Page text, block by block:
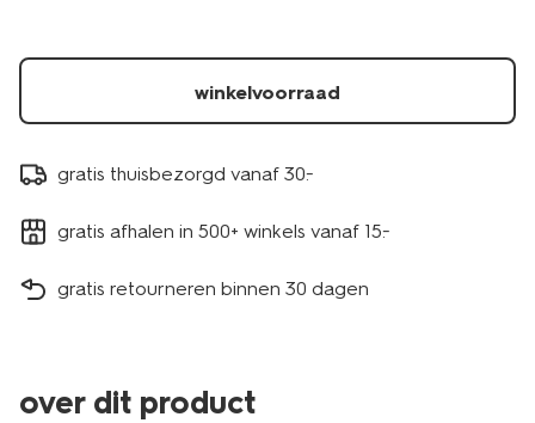
winkelvoorraad
gratis thuisbezorgd vanaf 30.-
gratis afhalen in 500+ winkels vanaf 15.-
gratis retourneren binnen 30 dagen
over dit product